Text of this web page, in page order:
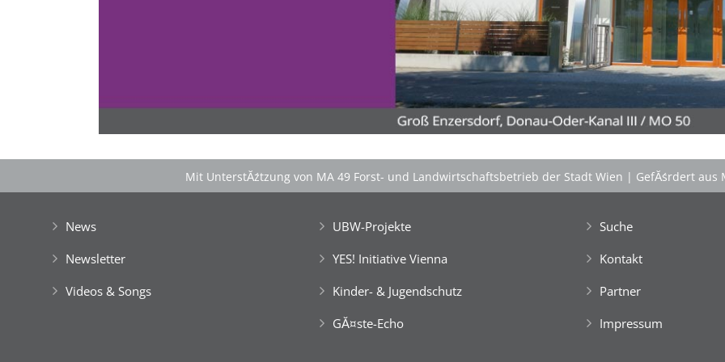
Kids nĂ¤chtigen auf der 'Augenweide'!
Gemeinsam mit Freund*innen im kuscheligen
'Schlafnest'nĂ¤chtigen, NaturhĂźtten im Wald
gestalten, kreativ ein FloĂŸ bauen, im NaturgewĂ¤sser
baden, klettern, tĂźmpeln, mikroskopieren â€Ś dem
Knistern am Lagerfeuer lauschen, abends die Au
erkunden und viele weitere Abenteuer erleben!
PĂ¤dagog*innen wissen zu begeistern. Sie sorgen rund
um die Uhr um das Wohl der Kinder, fĂźr Bewegung
und Freude im Camp-Alltag, â€Ś ebenso fĂźr die
'CateringInsel' frisch zubereiteten, kĂśstlichen Bio-
> 'Schlafnester CampLodges'
Spontan anfragen,
Kinder, Geschwister & Freund*innen begeistern
Mit UnterstĂźtzung von MA 49 Forst- und Landwirtschaftsbetrieb der Stadt Wien | GefĂśrdert aus
News
Newsletter
Videos & Songs
UBW-Projekte
YES! Initiative Vienna
Kinder- & Jugendschutz
GĂ¤ste-Echo
Suche
Kontakt
Partner
Impressum